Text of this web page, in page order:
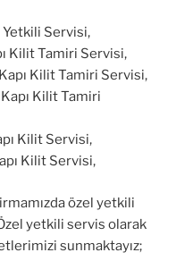
Yetkili Servisi,
Kilit Tamiri Servisi,
Kilit Tamiri Servisi,
Kilit Tamiri
Kilit Servisi,
Kilit Servisi,
özel yetkili
yetkili servis olarak
sunmaktayız;